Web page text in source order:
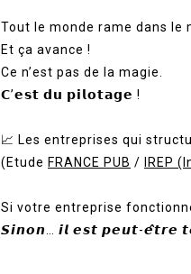
Tout le monde rame dans le
Et ça avance !
Ce n’est pas de la magie.
𝗖’𝗲𝘀𝘁 𝗱𝘂 𝗽𝗶𝗹𝗼𝘁𝗮𝗴𝗲 !
📈 Les entreprises qui
(Etude FRANCE PUB / IREP
Si votre entreprise
𝙎𝙞𝙣𝙤𝙣… 𝙞𝙡 𝙚𝙨𝙩 𝙥𝙚𝙪𝙩-𝙚̂𝙩𝙧𝙚